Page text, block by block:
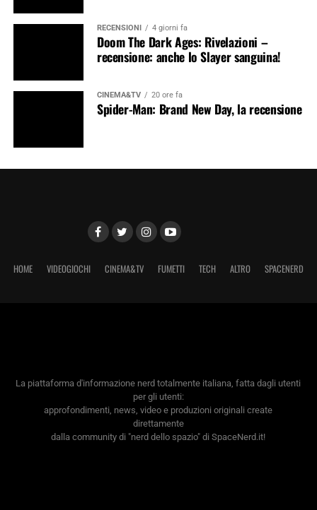
RECENSIONI 4 giorni fa
Doom The Dark Ages: Rivelazioni –
recensione: anche lo Slayer sanguina!
CINEMA&TV 20 ore fa
Spider-Man: Brand New Day, la recensione
HOME VIDEOGIOCHI CINEMA&TV FUMETTI TECH ALTRO SPACENERD
La piattaforma d'informazione nerd totalmente italiana, fatta dagli utenti
per gli utenti:
approfondimenti, news, video e produzioni originali create
direttamente
dalla community di "nerd dello spazio" di SpaceNerd.it!